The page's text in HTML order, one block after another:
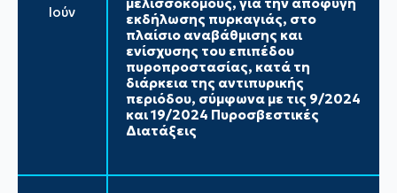
Ιούν
μελισσοκόμους, για την αποφυγή
εκδήλωσης πυρκαγιάς, στο
πλαίσιο αναβάθμισης και
ενίσχυσης του επιπέδου
πυροπροστασίας, κατά τη
διάρκεια της αντιπυρικής
περιόδου, σύμφωνα με τις 9/2024
και 19/2024 Πυροσβεστικές
Διατάξεις